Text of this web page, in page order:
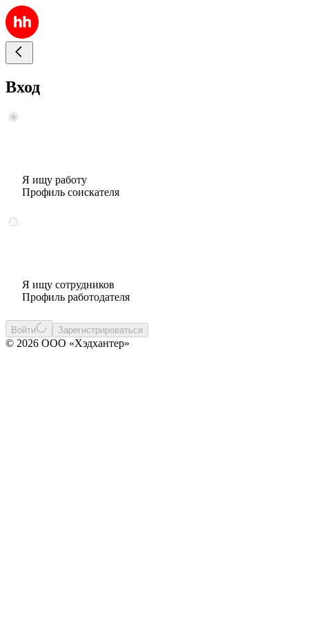
Вход
Я ищу работу
Профиль соискателя
Я ищу сотрудников
Профиль работодателя
Войти Зарегистрироваться
© 2026 ООО «Хэдхантер»